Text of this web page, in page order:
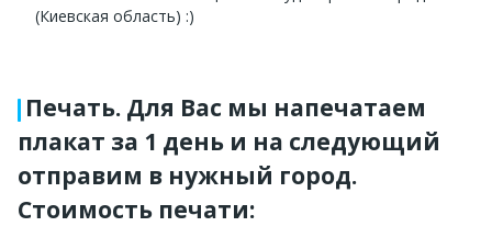
(Киевская область) :)
Печать. Для Вас мы напечатаем
плакат за 1 день и на следующий
отправим в нужный город.
Стоимость печати: